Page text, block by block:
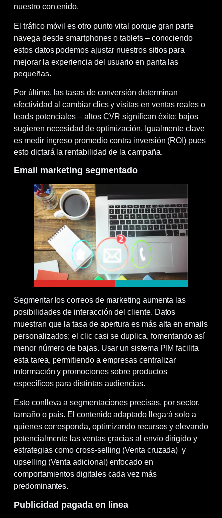
nuestro contenido.
El tráfico móvil es otro punto vital porque gran parte
navega desde smartphones o tablets – conociendo
estos datos podemos ajustar nuestros sitios para
mejorar la experiencia del usuario en pantallas
pequeñas.
Por último, las tasas de conversión determinan
efectividad al cambiar clics y visitas en ventas reales o
leads potenciales – altos CVR significan éxito; bajos
sugieren necesidad de optimización. Igualmente clave
es medir ingreso promedio contra inversión (ROI) pues
esto dictará la rentabilidad de la campaña.
Email marketing segmentado
Segmentar los correos de marketing aumenta las
posibilidades de interacción del cliente. Datos
muestran que la tasa de apertura es más alta en emails
personalizados; el clic casi se duplica, fomentando así
menor número de bajas. Usar un sistema PIM facilita
esta tarea, permitiendo a empresas centralizar
información y promociones sobre productos
específicos para distintas audiencias.
Esto conlleva a segmentaciones precisas, por sector,
tamaño o país. El contenido adaptado llegará solo a
quienes corresponda, optimizando recursos y elevando
potencialmente las ventas gracias al envío dirigido y
estrategias como cross-selling (Venta cruzada) y
upselling (Venta adicional) enfocado en
comportamientos digitales cada vez más
predominantes.
Publicidad pagada en línea